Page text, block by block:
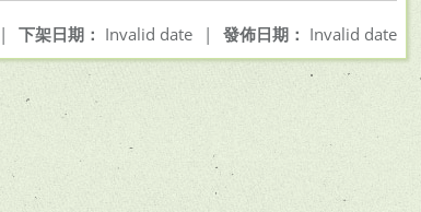
發佈日期： Invalid date
下架日期： Invalid date |
|